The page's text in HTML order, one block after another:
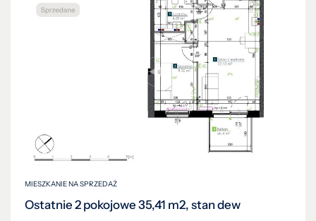
MIESZKANIE NA SPRZEDAŻ
Ostatnie 2 pokojowe 35,41 m2, stan dew